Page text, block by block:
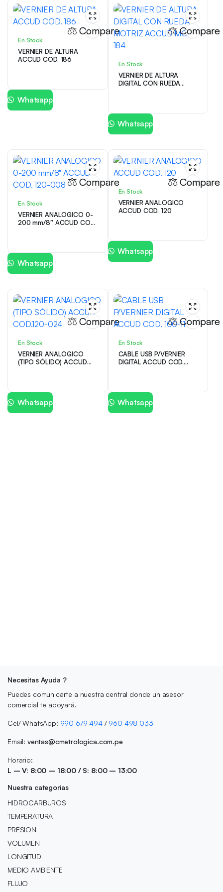
Compare
En Stock
VERNIER DE ALTURA
ACCUD COD. 186
Whatsapp
Compare
En Stock
VERNIER DE ALTURA
DIGITAL CON RUEDA
Whatsapp
Compare
En Stock
VERNIER ANALOGICO 0-
200 mm/8″ ACCUD COD.
Whatsapp
Compare
En Stock
VERNIER ANALOGICO
ACCUD COD. 120
Whatsapp
Compare
En Stock
VERNIER ANALOGICO
(TIPO SÓLIDO) ACCUD
Whatsapp
Compare
En Stock
CABLE USB P/VERNIER
DIGITAL ACCUD COD.
Whatsapp
Necesitas Ayuda ?
Puedes comunicarte a nuestra central donde un asesor
comercial te apoyará.
Cel/ WhatsApp: 990 679 494/ 960 498 033
Email: ventas@cmetrologica.com.pe
Horario:
L – V: 8:00 – 18:00 / S: 8:00 – 13:00
Nuestra categorias
HIDROCARBUROS
TEMPERATURA
PRESION
VOLUMEN
LONGITUD
MEDIO AMBIENTE
FLUJO